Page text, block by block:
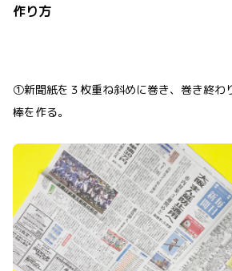
作り方
①新聞紙を３枚重ね斜めに巻き、巻き終わ
棒を作る。